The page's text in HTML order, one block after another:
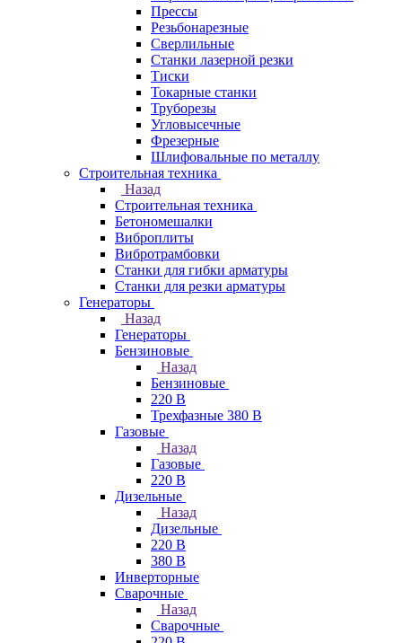
Прессы
Резьбонарезные
Сверлильные
Станки лазерной резки
Тиски
Токарные станки
Труборезы
Угловысечные
Фрезерные
Шлифовальные по металлу
Строительная техника
Назад
Строительная техника
Бетономешалки
Виброплиты
Вибротрамбовки
Станки для гибки арматуры
Станки для резки арматуры
Генераторы
Назад
Генераторы
Бензиновые
Назад
Бензиновые
220 В
Трехфазные 380 В
Газовые
Назад
Газовые
220 В
Дизельные
Назад
Дизельные
220 В
380 В
Инверторные
Сварочные
Назад
Сварочные